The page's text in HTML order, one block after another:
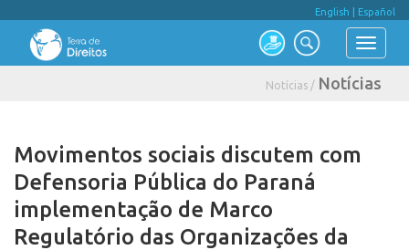
English Español
Notícias / Notícias
Movimentos sociais discutem com
Defensoria Pública do Paraná
implementação de Marco
Regulatório das Organizações da